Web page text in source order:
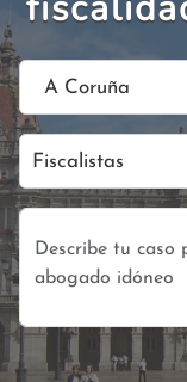
A Coruña
Fiscalistas